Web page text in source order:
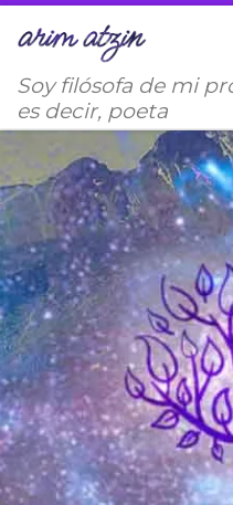
Saltar al contenido
Soy filósofa de mi
es decir, poeta